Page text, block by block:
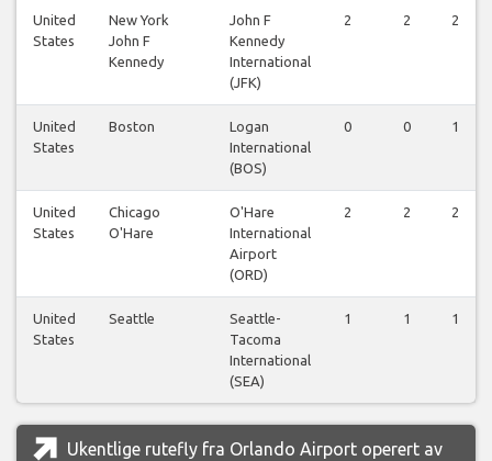
United
States
New York
John F
Kennedy
John F
Kennedy
International
(JFK)
2 2 2
United
States
Boston
Logan
International
(BOS)
0 0 1
United
States
Chicago
O'Hare
O'Hare
International
Airport
(ORD)
2 2 2
United
States
Seattle
Seattle-
Tacoma
International
(SEA)
1 1 1
Ukentlige rutefly fra Orlando Airport operert av